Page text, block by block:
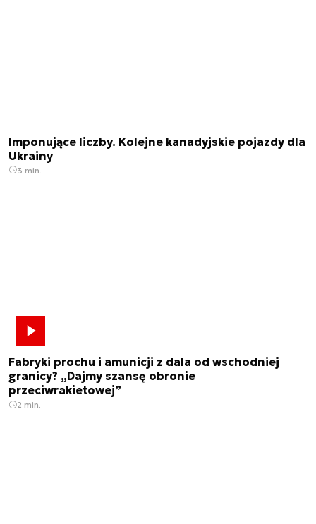
Imponujące liczby. Kolejne kanadyjskie pojazdy dla
Ukrainy
3 min.
Fabryki prochu i amunicji z dala od wschodniej
granicy? „Dajmy szansę obronie
przeciwrakietowej”
2 min.